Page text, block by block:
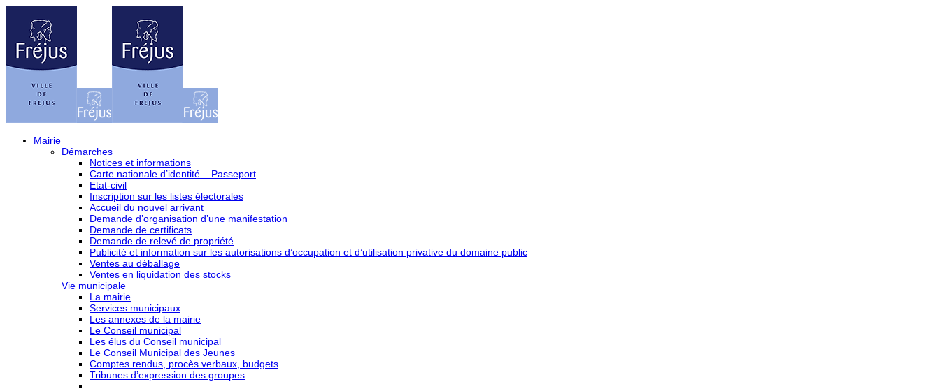
Mairie
Démarches
Notices et informations
Carte nationale d’identité – Passeport
Etat-civil
Inscription sur les listes électorales
Accueil du nouvel arrivant
Demande d’organisation d’une manifestation
Demande de certificats
Demande de relevé de propriété
Publicité et information sur les autorisations d’occupation et d’utilisation privative du domaine public
Ventes au déballage
Ventes en liquidation des stocks
Vie municipale
La mairie
Services municipaux
Les annexes de la mairie
Le Conseil municipal
Les élus du Conseil municipal
Le Conseil Municipal des Jeunes
Comptes rendus, procès verbaux, budgets
Tribunes d’expression des groupes